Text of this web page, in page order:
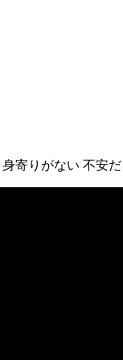
身寄りがない 不安